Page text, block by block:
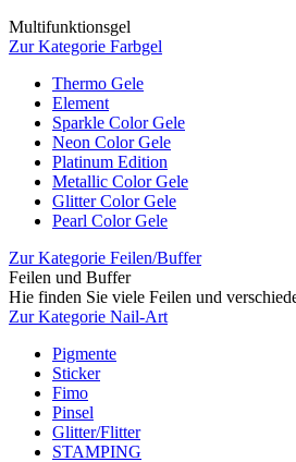
Multifunktionsgel
Zur Kategorie Farbgel
Thermo Gele
Element
Sparkle Color Gele
Neon Color Gele
Platinum Edition
Metallic Color Gele
Glitter Color Gele
Pearl Color Gele
Zur Kategorie Feilen/Buffer
Feilen und Buffer
Hie finden Sie viele Feilen und
Zur Kategorie Nail-Art
Pigmente
Sticker
Fimo
Pinsel
Glitter/Flitter
STAMPING